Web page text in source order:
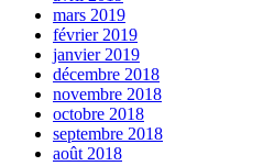
mars 2019
février 2019
janvier 2019
décembre 2018
novembre 2018
octobre 2018
septembre 2018
août 2018